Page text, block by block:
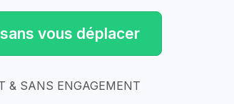
vous déplacer
& SANS ENGAGEMENT